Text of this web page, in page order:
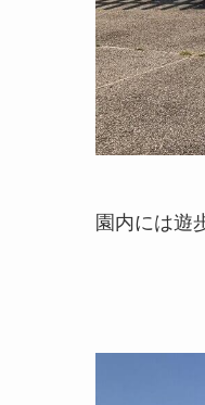
園内には遊